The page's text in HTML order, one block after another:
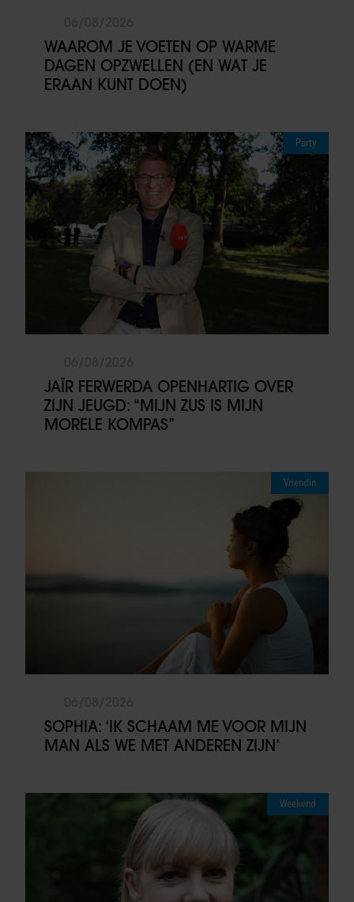
WAAROM JE VOETEN OP WARME
DAGEN OPZWELLEN (EN WAT JE
ERAAN KUNT DOEN)
Party
JAÏR FERWERDA OPENHARTIG OVER
ZIJN JEUGD: “MIJN ZUS IS MIJN
MORELE KOMPAS”
Vriendin
SOPHIA: ‘IK SCHAAM ME VOOR MIJN
MAN ALS WE MET ANDEREN ZIJN’
Weekend